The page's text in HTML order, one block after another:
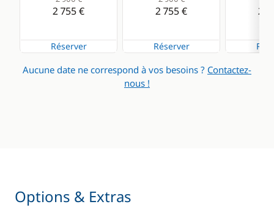
2 755 €
Réserver
2 755 €
Réserver
2
Aucune date ne correspond à vos besoins ? Contactez-
nous !
Options & Extras